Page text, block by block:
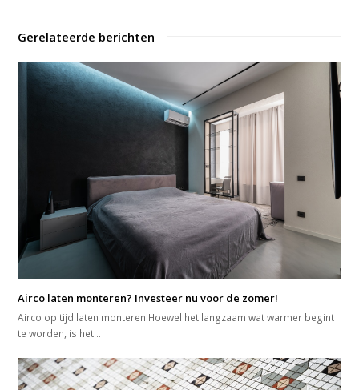
Gerelateerde berichten
Airco laten monteren? Investeer nu voor de zomer!
Airco op tijd laten monteren Hoewel het langzaam wat warmer begint
te worden, is het…